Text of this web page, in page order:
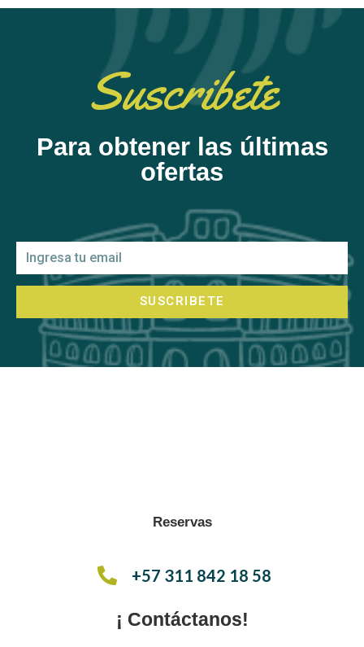
Suscribete
Para obtener las últimas
ofertas
SUSCRIBETE
Reservas
+57 311 842 18 58
¡ Contáctanos!